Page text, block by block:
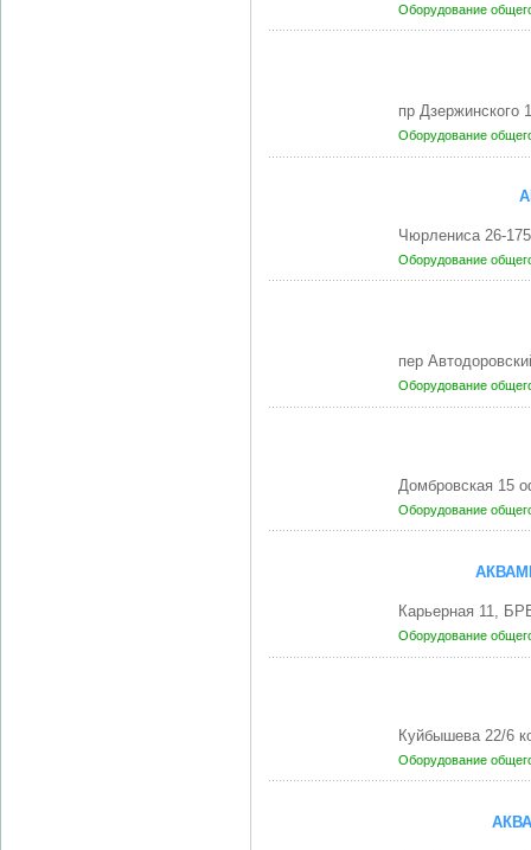
Оборудование
пр
Оборудование
Чюрлениса 26-
Оборудование
пер
Оборудование
Домбровская 15
Оборудование
Карьерная 11,
Оборудование
Куйбышева 22/6
Оборудование